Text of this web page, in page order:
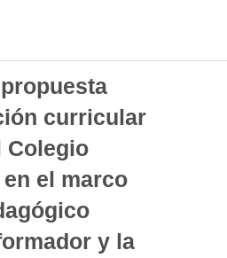
curricular
Colegio
el marco
y la